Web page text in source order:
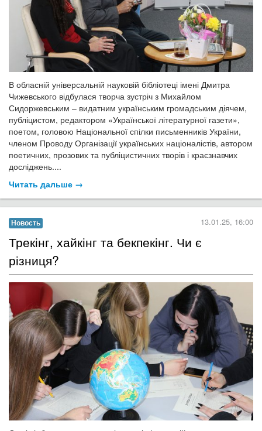
В обласній універсальній науковій бібліотеці імені Дмитра
Чижевського відбулася творча зустріч з Михайлом
Сидоржевським – видатним українським громадським діячем,
публіцистом, редактором «Української літературної газети»,
поетом, головою Національної спілки письменників України,
членом Проводу Організації українських націоналістів, автором
поетичних, прозових та публіцистичних творів і краєзнавчих
досліджень....
Читать дальше →
Новость 13.01.25, 16:00
Трекінг, хайкінг та бекпекінг. Чи є
різниця?